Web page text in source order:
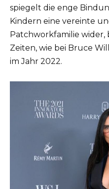
spiegelt die enge
Kindern eine vereinte
Patchworkfamilie wider,
Zeiten, wie bei Bruce
im Jahr 2022.